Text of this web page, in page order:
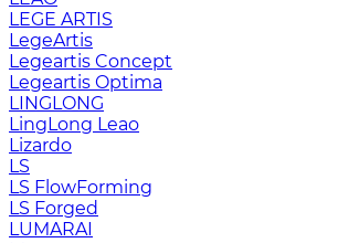
LEGE ARTIS
LegeArtis
Legeartis Concept
Legeartis Optima
LINGLONG
LingLong Leao
Lizardo
LS
LS FlowForming
LS Forged
LUMARAI